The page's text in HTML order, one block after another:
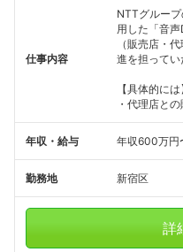
仕事内容
NTTグルー
用した「音
（販売店・
進を担ってい
【具体的には
・代理店との
年収・給与 年収600万円
勤務地 新宿区
詳